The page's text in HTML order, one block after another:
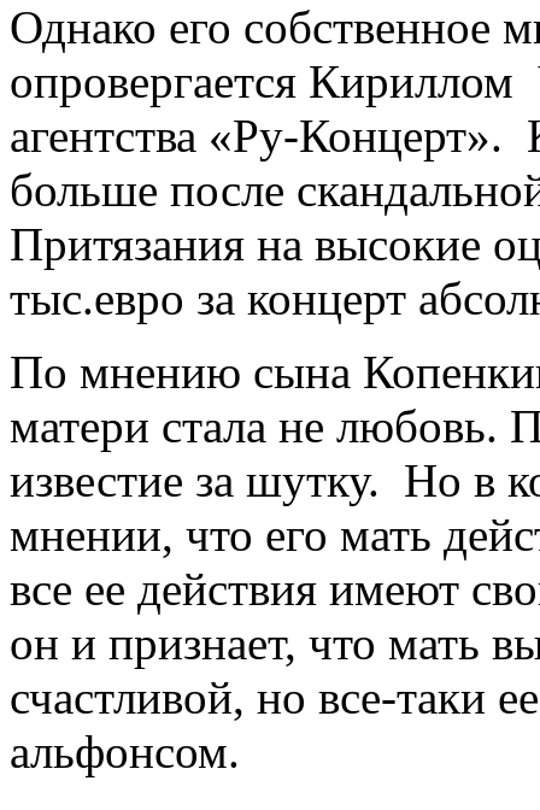
Однако его собственное
опровергается
агентства «Ру-
больше после
Притязания на высокие
тыс.евро за концерт
По мнению сына
матери стала не любовь.
известие за шутку. Но в
мнении, что его мать
все ее действия имеют
он и признает, что мать
счастливой, но все-таки
альфонсом.